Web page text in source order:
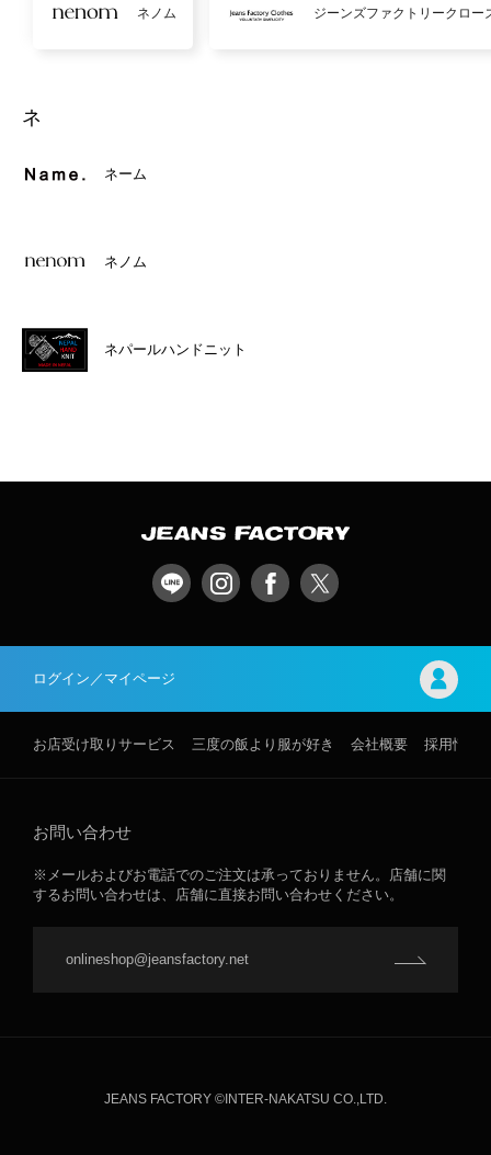
ネノム ジーンズファクトリークロー
ネ
ネーム
ネノム
ネパールハンドニット
ログイン／マイページ
お店受け取りサービス 三度の飯より服が好き 会社概要 採用情報
お問い合わせ
※メールおよびお電話でのご注文は承っておりません。店舗に関
するお問い合わせは、店舗に直接お問い合わせください。
onlineshop@jeansfactory.net
JEANS FACTORY ©INTER-NAKATSU CO.,LTD.